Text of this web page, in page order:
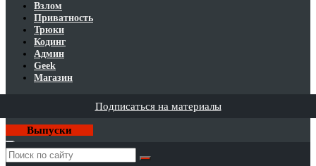
Взлом
Приватность
Трюки
Кодинг
Админ
Geek
Магазин
Подписаться на материалы
Выпуски
Годовая
подписка